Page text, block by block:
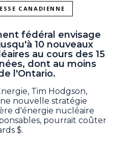
CANADIENNE
fédéral envisage
10 nouveaux
au cours des 15
dont au moins
l'Ontario.
Tim Hodgson,
nouvelle stratégie
d'énergie nucléaire
pourrait coûter
$.